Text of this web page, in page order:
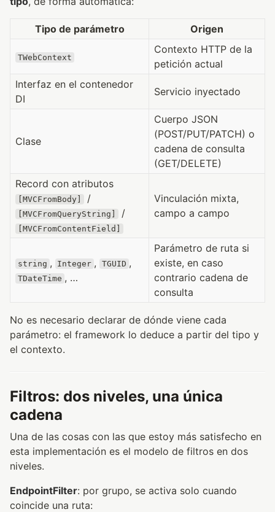
Tipo de parámetro Origen
TWebContext
Contexto HTTP de la
petición actual
Interfaz en el contenedor
DI
Servicio inyectado
Clase
Cuerpo JSON
(POST/PUT/PATCH) o
cadena de consulta
(GET/DELETE)
Record con atributos
[MVCFromBody] /
[MVCFromQueryString] /
[MVCFromContentField]
Vinculación mixta,
campo a campo
string , Integer , TGUID ,
TDateTime , …
Parámetro de ruta si
existe, en caso
contrario cadena de
consulta
No es necesario declarar de dónde viene cada
parámetro: el framework lo deduce a partir del tipo y
el contexto.
Filtros: dos niveles, una única
cadena
Una de las cosas con las que estoy más satisfecho en
esta implementación es el modelo de filtros en dos
niveles.
EndpointFilter: por grupo, se activa solo cuando
coincide una ruta: